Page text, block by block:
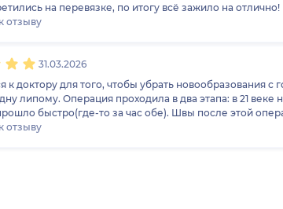
на перевязке, по итогу всё зажило на
С одной стороны, не хочется, чтобы в теле
отзыву
31.03.2026
к доктору для того, чтобы убрать новообразования
липому. Операция проходила в два этапа: в 21
быстро(где-то за час обе). Швы после этой
была сложная, липома находилась под мышцами.
будет заметно после операций. Доктор -
отзыву